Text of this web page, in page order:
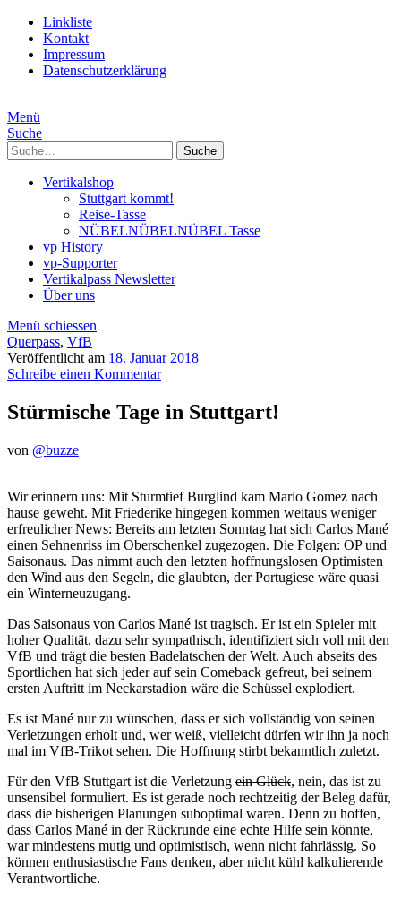
Linkliste
Kontakt
Impressum
Datenschutzerklärung
Menü
Suche
Suche
Vertikalshop
Stuttgart kommt!
Reise-Tasse
NÜBELNÜBELNÜBEL Tasse
vp History
vp-Supporter
Vertikalpass Newsletter
Über uns
Menü schiessen
Querpass, VfB
Veröffentlicht am 18. Januar 2018
Schreibe einen Kommentar
Stürmische Tage in Stuttgart!
von @buzze
Wir erinnern uns: Mit Sturmtief Burglind kam Mario Gomez nach
hause geweht. Mit Friederike hingegen kommen weitaus weniger
erfreulicher News: Bereits am letzten Sonntag hat sich Carlos Mané
einen Sehnenriss im Oberschenkel zugezogen. Die Folgen: OP und
Saisonaus. Das nimmt auch den letzten hoffnungslosen Optimisten
den Wind aus den Segeln, die glaubten, der Portugiese wäre quasi
ein Winterneuzugang.
Das Saisonaus von Carlos Mané ist tragisch. Er ist ein Spieler mit
hoher Qualität, dazu sehr sympathisch, identifiziert sich voll mit den
VfB und trägt die besten Badelatschen der Welt. Auch abseits des
Sportlichen hat sich jeder auf sein Comeback gefreut, bei seinem
ersten Auftritt im Neckarstadion wäre die Schüssel explodiert.
Es ist Mané nur zu wünschen, dass er sich vollständig von seinen
Verletzungen erholt und, wer weiß, vielleicht dürfen wir ihn ja noch
mal im VfB-Trikot sehen. Die Hoffnung stirbt bekanntlich zuletzt.
Für den VfB Stuttgart ist die Verletzung ein Glück, nein, das ist zu
unsensibel formuliert. Es ist gerade noch rechtzeitig der Beleg dafür,
dass die bisherigen Planungen suboptimal waren. Denn zu hoffen,
dass Carlos Mané in der Rückrunde eine echte Hilfe sein könnte,
war mindestens mutig und optimistisch, wenn nicht fahrlässig. So
können enthusiastische Fans denken, aber nicht kühl kalkulierende
Verantwortliche.